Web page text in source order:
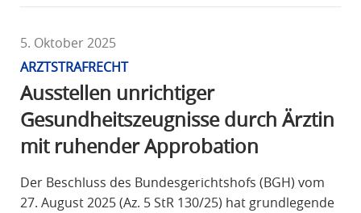
5. Oktober 2025
ARZTSTRAFRECHT
Ausstellen unrichtiger
Gesundheitszeugnisse durch Ärztin
mit ruhender Approbation
Der Beschluss des Bundesgerichtshofs (BGH) vom
27. August 2025 (Az. 5 StR 130/25) hat grundlegende